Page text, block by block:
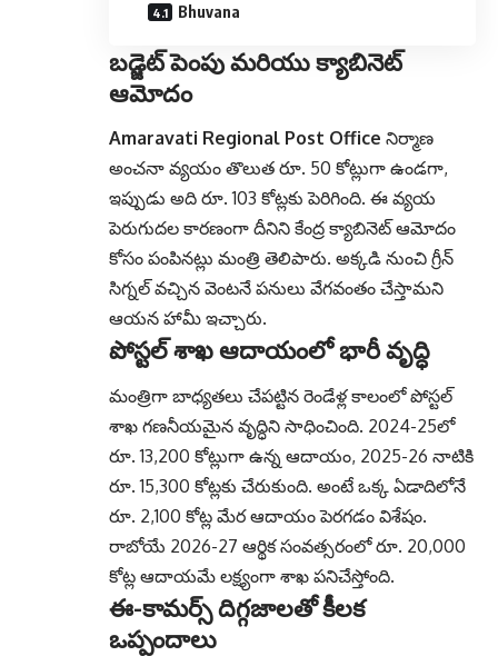
Bhuvana
బడ్జెట్ పెంపు మరియు క్యాబినెట్
ఆమోదం
Amaravati Regional Post Office నిర్మాణ
అంచనా వ్యయం తొలుత రూ. 50 కోట్లుగా ఉండగా,
ఇప్పుడు అది రూ. 103 కోట్లకు పెరిగింది. ఈ వ్యయ
పెరుగుదల కారణంగా దీనిని కేంద్ర క్యాబినెట్ ఆమోదం
కోసం పంపినట్లు మంత్రి తెలిపారు. అక్కడి నుంచి గ్రీన్
సిగ్నల్ వచ్చిన వెంటనే పనులు వేగవంతం చేస్తామని
ఆయన హామీ ఇచ్చారు.
పోస్టల్ శాఖ ఆదాయంలో భారీ వృద్ధి
మంత్రిగా బాధ్యతలు చేపట్టిన రెండేళ్ల కాలంలో పోస్టల్
శాఖ గణనీయమైన వృద్ధిని సాధించింది. 2024-25లో
రూ. 13,200 కోట్లుగా ఉన్న ఆదాయం, 2025-26 నాటికి
రూ. 15,300 కోట్లకు చేరుకుంది. అంటే ఒక్క ఏడాదిలోనే
రూ. 2,100 కోట్ల మేర ఆదాయం పెరగడం విశేషం.
రాబోయే 2026-27 ఆర్థిక సంవత్సరంలో రూ. 20,000
కోట్ల ఆదాయమే లక్ష్యంగా శాఖ పనిచేస్తోంది.
ఈ-కామర్స్ దిగ్గజాలతో కీలక
ఒప్పందాలు